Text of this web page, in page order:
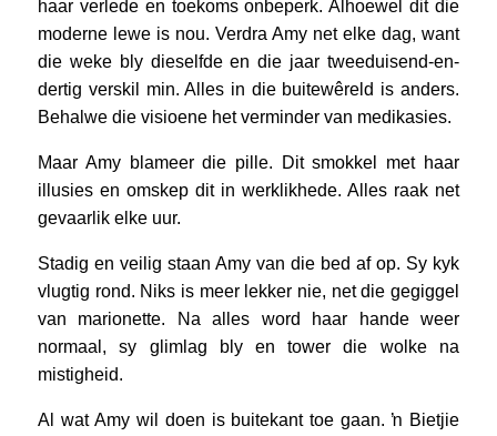
haar verlede en toekoms onbeperk. Alhoewel dit die
moderne lewe is nou. Verdra Amy net elke dag, want
die weke bly dieselfde en die jaar tweeduisend-en-
dertig verskil min. Alles in die buitewêreld is anders.
Behalwe die visioene het verminder van medikasies.
Maar Amy blameer die pille. Dit smokkel met haar
illusies en omskep dit in werklikhede. Alles raak net
gevaarlik elke uur.
Stadig en veilig staan Amy van die bed af op. Sy kyk
vlugtig rond. Niks is meer lekker nie, net die gegiggel
van marionette. Na alles word haar hande weer
normaal, sy glimlag bly en tower die wolke na
mistigheid.
Al wat Amy wil doen is buitekant toe gaan. ŉ Bietjie